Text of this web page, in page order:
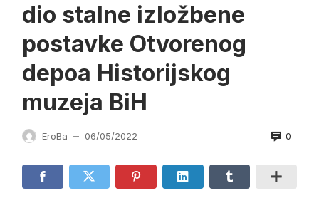
dio stalne izložbene
postavke Otvorenog
depoa Historijskog
muzeja BiH
EroBa — 06/05/2022 0